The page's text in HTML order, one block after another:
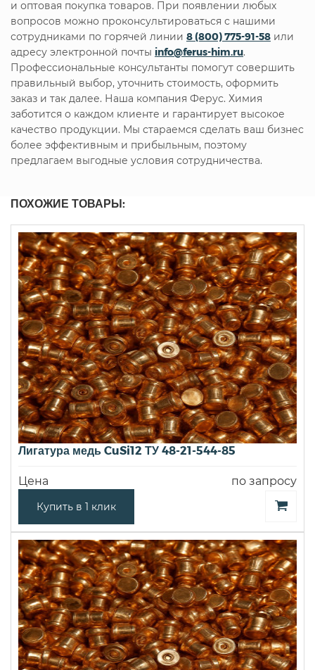
и оптовая покупка товаров. При появлении любых
вопросов можно проконсультироваться с нашими
сотрудниками по горячей линии 8 (800) 775-91-58 или
адресу электронной почты info@ferus-him.ru.
Профессиональные консультанты помогут совершить
правильный выбор, уточнить стоимость, оформить
заказ и так далее. Наша компания Ферус. Химия
заботится о каждом клиенте и гарантирует высокое
качество продукции. Мы стараемся сделать ваш бизнес
более эффективным и прибыльным, поэтому
предлагаем выгодные условия сотрудничества.
ПОХОЖИЕ ТОВАРЫ:
Лигатура медь CuSi12 ТУ 48-21-544-85
Цена по запросу
Купить в 1 клик